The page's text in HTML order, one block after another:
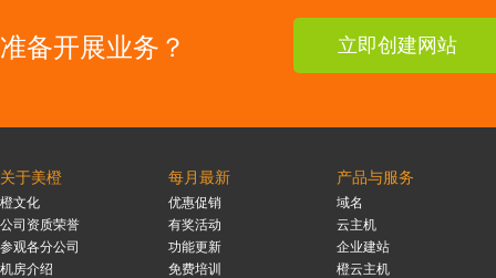
准备开展业务？ 立即创建网站
关于美橙
橙文化
公司资质荣誉
参观各分公司
机房介绍
每月最新
优惠促销
有奖活动
功能更新
免费培训
产品与服务
域名
云主机
企业建站
橙云主机